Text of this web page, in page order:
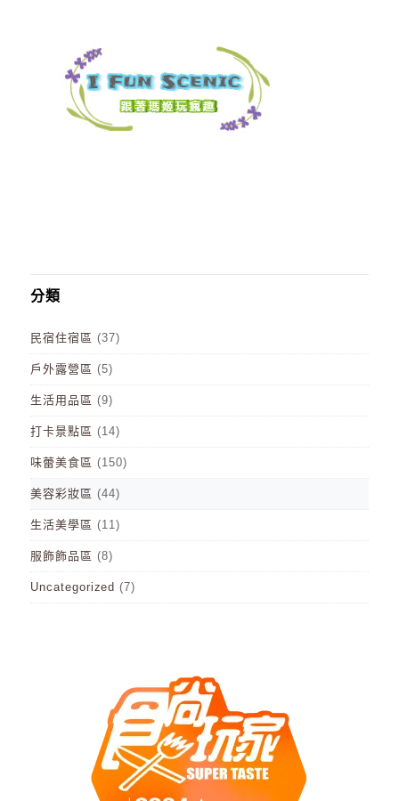
分類
民宿住宿區 (37)
戶外露營區 (5)
生活用品區 (9)
打卡景點區 (14)
味蕾美食區 (150)
美容彩妝區 (44)
生活美學區 (11)
服飾飾品區 (8)
Uncategorized (7)